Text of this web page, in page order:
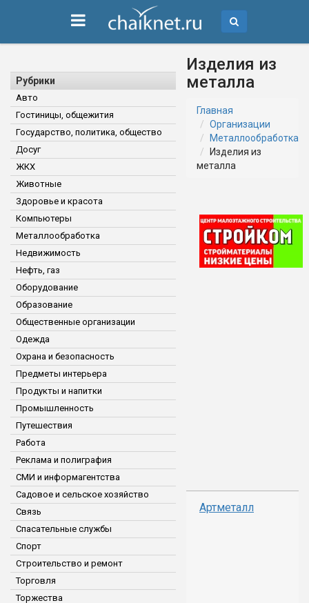
Рубрики
Авто
Гостиницы, общежития
Государство, политика, общество
Досуг
ЖКХ
Животные
Здоровье и красота
Компьютеры
Металлообработка
Недвижимость
Нефть, газ
Оборудование
Образование
Общественные организации
Одежда
Охрана и безопасность
Предметы интерьера
Продукты и напитки
Промышленность
Путешествия
Работа
Реклама и полиграфия
СМИ и информагентства
Садовое и сельское хозяйство
Связь
Спасательные службы
Спорт
Строительство и ремонт
Торговля
Торжества
Изделия из
металла
Главная
Организации
Металлообработка
Изделия из
металла
Артметалл